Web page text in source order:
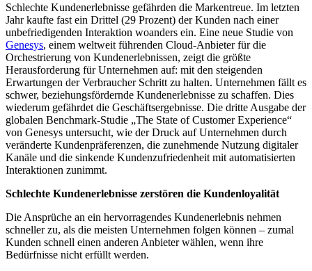
Schlechte Kundenerlebnisse gefährden die Markentreue. Im letzten
Jahr kaufte fast ein Drittel (29 Prozent) der Kunden nach einer
unbefriedigenden Interaktion woanders ein. Eine neue Studie von
Genesys, einem weltweit führenden Cloud-Anbieter für die
Orchestrierung von Kundenerlebnissen, zeigt die größte
Herausforderung für Unternehmen auf: mit den steigenden
Erwartungen der Verbraucher Schritt zu halten. Unternehmen fällt es
schwer, beziehungsfördernde Kundenerlebnisse zu schaffen. Dies
wiederum gefährdet die Geschäftsergebnisse. Die dritte Ausgabe der
globalen Benchmark-Studie „The State of Customer Experience“
von Genesys untersucht, wie der Druck auf Unternehmen durch
veränderte Kundenpräferenzen, die zunehmende Nutzung digitaler
Kanäle und die sinkende Kundenzufriedenheit mit automatisierten
Interaktionen zunimmt.
Schlechte Kundenerlebnisse zerstören die Kundenloyalität
Die Ansprüche an ein hervorragendes Kundenerlebnis nehmen
schneller zu, als die meisten Unternehmen folgen können – zumal
Kunden schnell einen anderen Anbieter wählen, wenn ihre
Bedürfnisse nicht erfüllt werden.